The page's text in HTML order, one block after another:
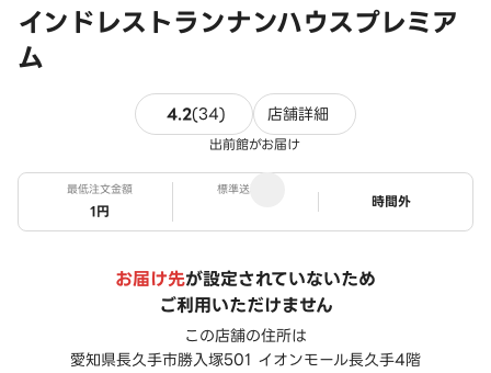
インドレストランナンハウスプレミア
ム
4.2(34) 34件のレビュー
店舗詳細
出前館がお届け
最低注文金額
1円
標準送料
ステータス
時間外
お届け先が設定されていないため
ご利用いただけません
この店舗の住所は
愛知県長久手市勝入塚501 イオンモール長久手4階